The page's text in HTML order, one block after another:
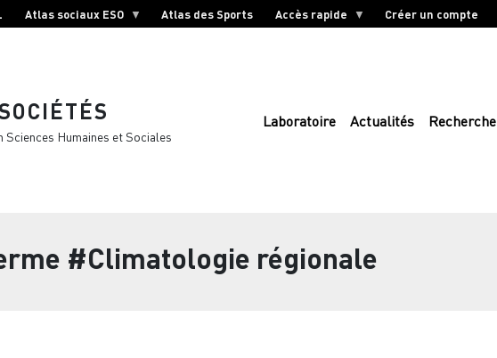
Atlas sociaux ESO Atlas des Sports Accès rapide Créer un compte
Humaines et Sociales
Laboratoire Actualités Recherche
#Climatologie régionale